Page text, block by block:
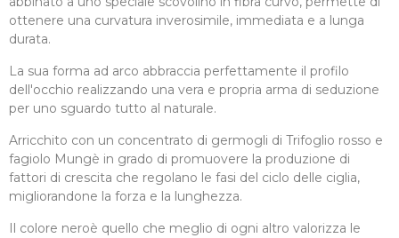
ottenere una curvatura inverosimile, immediata e a lunga
durata.
La sua forma ad arco abbraccia perfettamente il profilo
dell'occhio realizzando una vera e propria arma di seduzione
per uno sguardo tutto al naturale.
Arricchito con un concentrato di germogli di Trifoglio rosso e
fagiolo Mungè in grado di promuovere la produzione di
fattori di crescita che regolano le fasi del ciclo delle ciglia,
migliorandone la forza e la lunghezza.
Il colore neroè quello che meglio di ogni altro valorizza le